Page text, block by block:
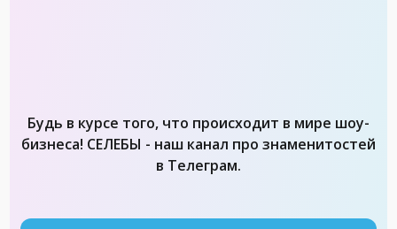
Будь в курсе того, что происходит в мире шоу-
бизнеса! СЕЛЕБЫ - наш канал про знаменитостей
в Телеграм.